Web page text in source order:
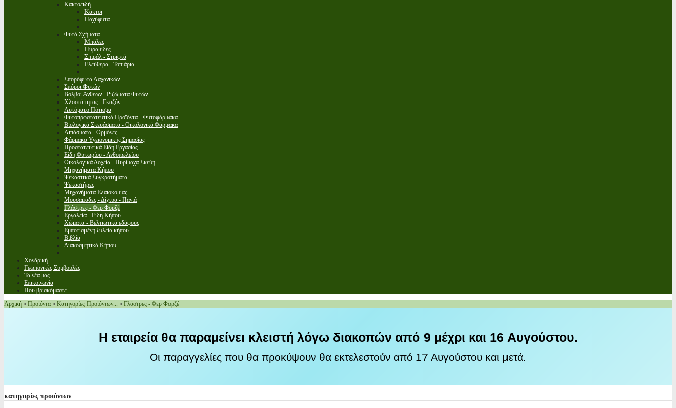
Κακτοειδή
Κάκτοι
Παχύφυτα
Φυτά Σχήματα
Μπάλες
Πυραμίδες
Σπιράλ - Στριφτά
Ελεύθερα - Τοπιάρια
Σπορόφυτα Λαχανικών
Σπόροι Φυτών
Βολβοί Ανθεων - Ριζώματα Φυτών
Χλοοτάπητας - Γκαζόν
Αυτόματο Πότισμα
Φυτοπροστατευτικά Προϊόντα - Φυτοφάρμακα
Βιολογικά Σκευάσματα - Οικολογικά Φάρμακα
Λιπάσματα - Ορμόνες
Φάρμακα Υγειονομικής Σημασίας
Προστατευτικά Είδη Εργασίας
Είδη Φυτωρίου - Ανθοπωλείου
Οικολογικά Δοχεία - Πυρίμαχα Σκεύη
Μηχανήματα Κήπου
Ψεκαστικά Συγκροτήματα
Ψεκαστήρες
Μηχανήματα Ελαιοκομίας
Μουσαμάδες - Δίχτυα - Πανιά
Γλάστρες - Φερ Φορζέ
Εργαλεία - Είδη Κήπου
Χώματα - Βελτιωτικά εδάφους
Εμποτισμένη ξυλεία κήπου
Βιβλία
Διακοσμητικά Κήπου
Χονδρική
Γεωπονικές Συμβουλές
Τα νέα μας
Επικοινωνία
Που βρισκόμαστε
Αρχική » Προϊόντα » Κατηγορίες Προϊόντων... » Γλάστρες - Φερ Φορζέ
Η εταιρεία θα παραμείνει κλειστή λόγω διακοπών από 9 μέχρι και 16 Αυγούστου.
Οι παραγγελίες που θα προκύψουν θα εκτελεστούν από 17 Αυγούστου και μετά.
κατηγορίες προιόντων